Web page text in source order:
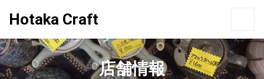
Hotaka Craft
店舗情報